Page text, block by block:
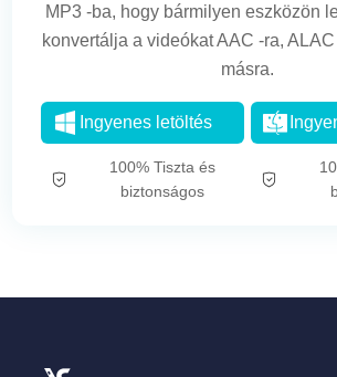
MP3 -ba, hogy bármilyen eszközön
konvertálja a videókat AAC -ra,
másra.
Ingyenes letöltés
100% Tiszta és
biztonságos